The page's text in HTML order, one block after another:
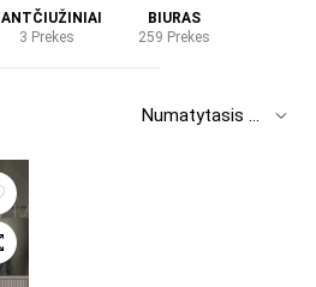
ANTČIUŽINIAI
3 Prekes
BIURAS
259 Prekes